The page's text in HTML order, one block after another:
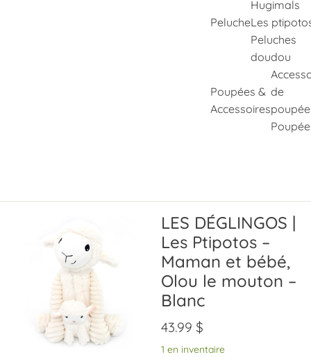
Peluche
Hugimals
Les
Peluches
doudou
Poupées &
Accessoires
de
LES DÉGLINGOS |
Les Ptipotos –
Maman et bébé,
Olou le mouton –
Blanc
43.99$
1 en inventaire